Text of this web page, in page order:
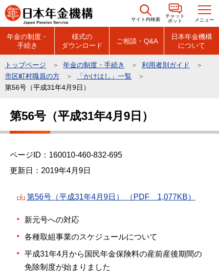
こ
の
の
先
サイト内検索
チャット
ボット
メニュー
年金の制度・
手続き
様式の
ダウンロード
ご相談・Q&A
日本年金機構
について
トップページ 年金の制度・手続き
利用者別ガイド
市区町村職員の方
「かけはし」一覧
第56号（平成31年4月9日）
こ
第56号（平成31年4月9日）
ページID：160010-460-832-695
更新日：2019年4月9日
第56号（平成31年4月9日） （PDF 1,077KB）
新元号への対応
各種取組事業のスケジュールについて
平成31年4月から国民年金保険料の産前産後期間の
免除制度が始まりました